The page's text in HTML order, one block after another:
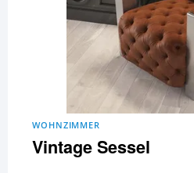
WOHNZIMMER
Vintage Sessel